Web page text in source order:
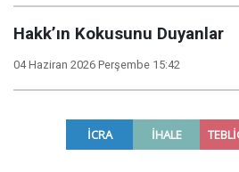
Hakk’ın Kokusunu Duyanlar
04 Haziran 2026 Perşembe 15:42